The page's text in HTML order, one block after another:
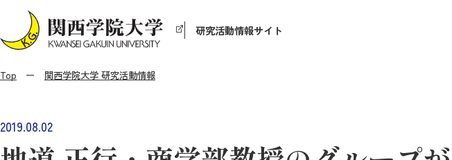
研究活動情報サイト
Top 関西学院大学 研究活動情報
2019.08.02